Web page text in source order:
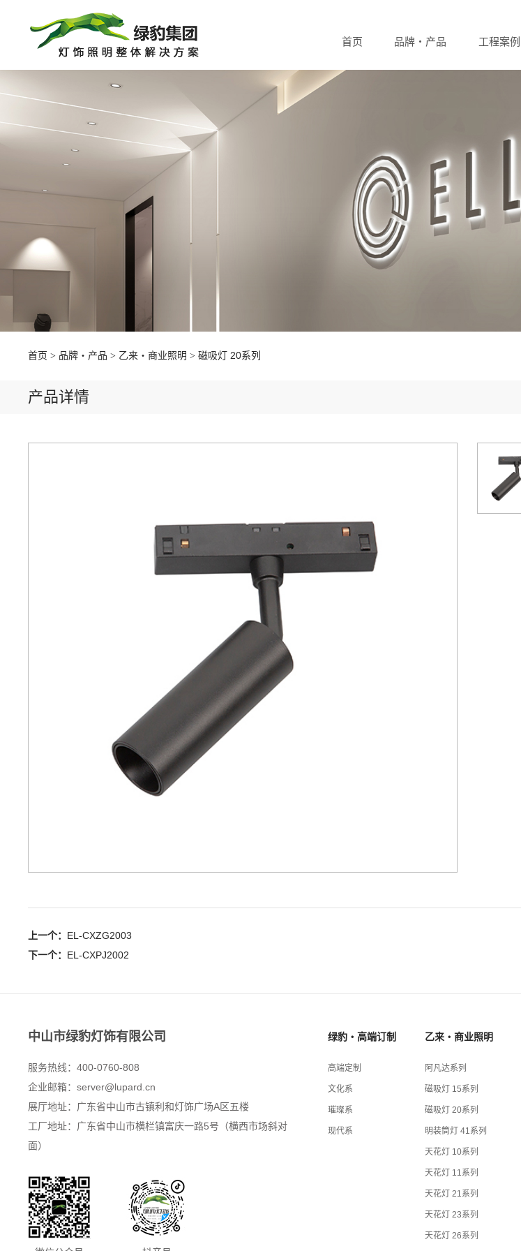
首页 品牌・产品 工程案例
首页 品牌・产品 乙来・商业照明 磁吸灯 20系列
产品详情
上一个： EL-CXZG2003
下一个： EL-CXPJ2002
中山市绿豹灯饰有限公司
服务热线：400-0760-808
企业邮箱：server@lupard.cn
展厅地址：广东省中山市古镇利和灯饰广场A区五楼
工厂地址：广东省中山市横栏镇富庆一路5号（横西市场斜对
面）
绿豹・高端订制
高端定制
文化系
璀璨系
现代系
乙来・商业照明
阿凡达系列
磁吸灯 15系列
磁吸灯 20系列
明装筒灯 41系列
天花灯 10系列
天花灯 11系列
天花灯 21系列
天花灯 23系列
天花灯 26系列